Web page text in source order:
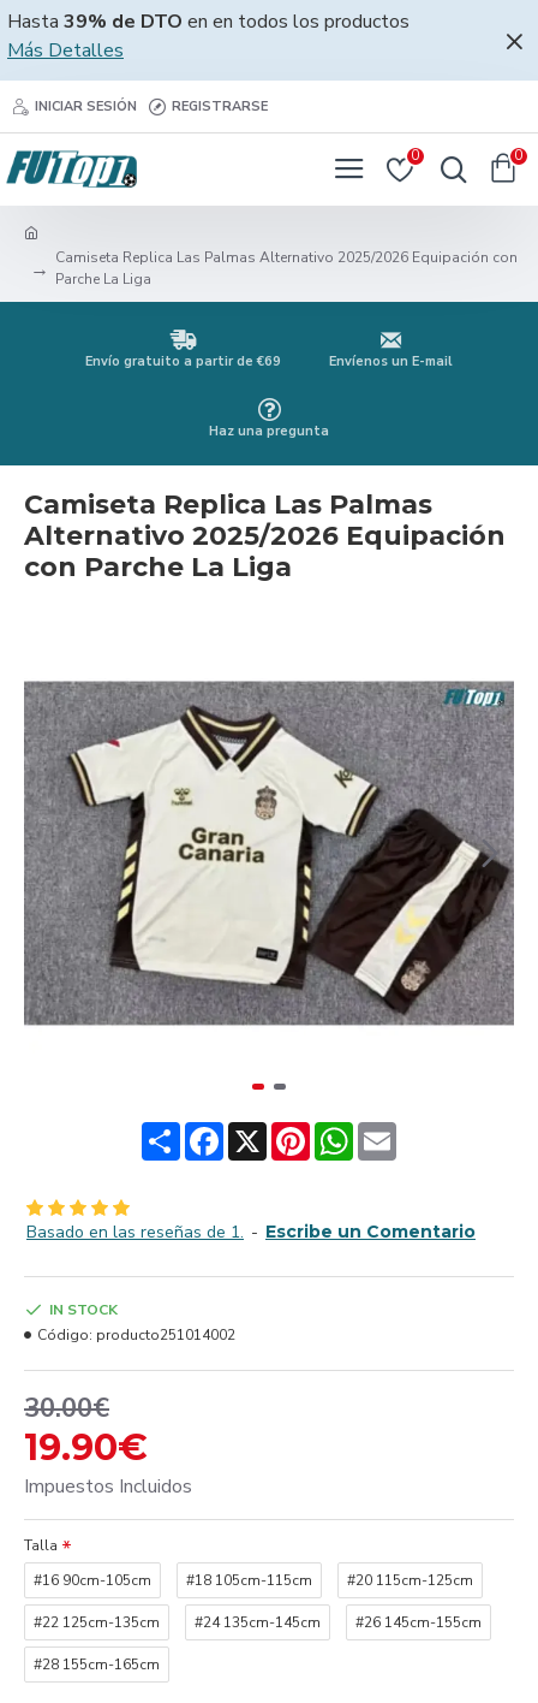
Hasta 39% de DTO en en todos los productos
Más Detalles
INICIAR SESIÓN REGISTRARSE
0 0
Camiseta Replica Las Palmas Alternativo 2025/2026 Equipación con
Parche La Liga
Envío gratuito a partir de €69 Envíenos un E-mail
Haz una pregunta
Camiseta Replica Las Palmas
Alternativo 2025/2026 Equipación
con Parche La Liga
ShareFacebook
X PinterestWhatsApp
Email
Basado en las reseñas de 1. - Escribe un Comentario
19.90€
30.00€
Impuestos Incluidos
IN STOCK
Código: producto251014002
Talla
#16 90cm-105cm
#18 105cm-115cm #20 115cm-125cm
#22 125cm-135cm #24 135cm-145cm #26 145cm-155cm
#28 155cm-165cm